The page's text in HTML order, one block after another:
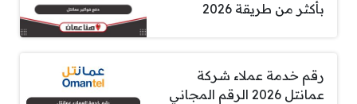
بأكثر من طريقة 2026
رقم خدمة عملاء شركة
عمانتل 2026 الرقم المجاني